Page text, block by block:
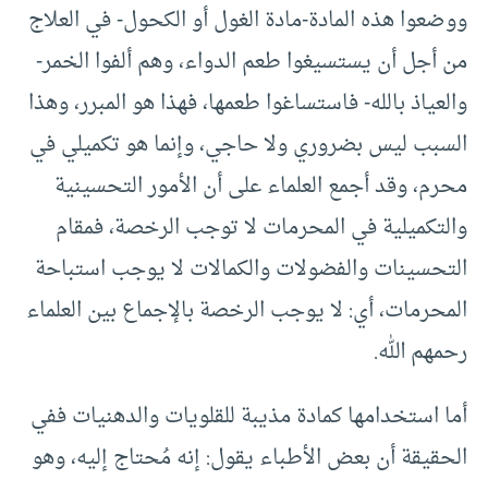
ووضعوا هذه المادة-مادة الغول أو الكحول- في العلاج
من أجل أن يستسيغوا طعم الدواء، وهم ألفوا الخمر-
والعياذ بالله- فاستساغوا طعمها، فهذا هو المبرر، وهذا
السبب ليس بضروري ولا حاجي، وإنما هو تكميلي في
محرم، وقد أجمع العلماء على أن الأمور التحسينية
والتكميلية في المحرمات لا توجب الرخصة، فمقام
التحسينات والفضولات والكمالات لا يوجب استباحة
المحرمات، أي: لا يوجب الرخصة بالإجماع بين العلماء
رحمهم الله.
أما استخدامها كمادة مذيبة للقلويات والدهنيات ففي
الحقيقة أن بعض الأطباء يقول: إنه مُحتاج إليه، وهو